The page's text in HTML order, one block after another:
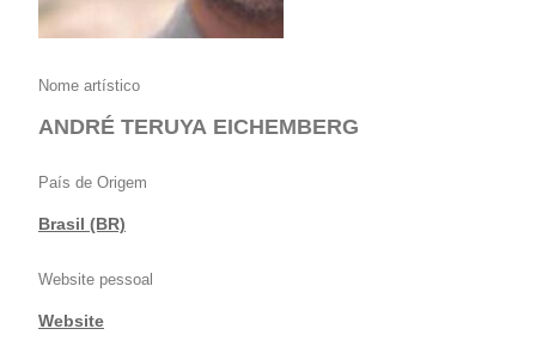
Nome artístico
ANDRÉ TERUYA EICHEMBERG
País de Origem
Brasil (BR)
Website pessoal
Website